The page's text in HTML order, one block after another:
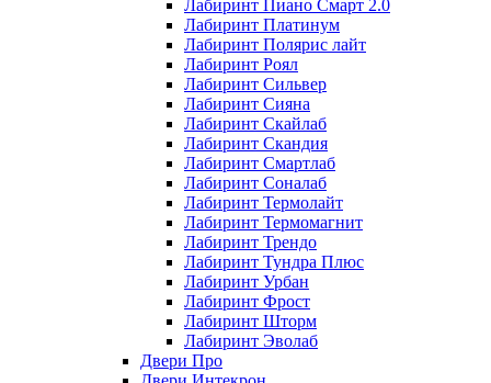
Лабиринт Пиано Смарт 2.0
Лабиринт Платинум
Лабиринт Полярис лайт
Лабиринт Роял
Лабиринт Сильвер
Лабиринт Сияна
Лабиринт Скайлаб
Лабиринт Скандия
Лабиринт Смартлаб
Лабиринт Соналаб
Лабиринт Термолайт
Лабиринт Термомагнит
Лабиринт Трендо
Лабиринт Тундра Плюс
Лабиринт Урбан
Лабиринт Фрост
Лабиринт Шторм
Лабиринт Эволаб
Двери Про